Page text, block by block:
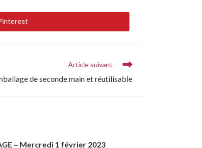
Article suivant
de seconde main et réutilisable
– Mercredi 1 février 2023